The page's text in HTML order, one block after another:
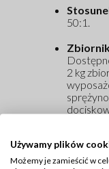
50:1.
2 kg
klasy
Używamy plików
Możemy je zamieścić w